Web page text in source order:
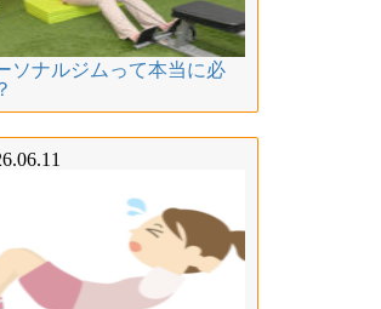
ソナルジムって本当に必